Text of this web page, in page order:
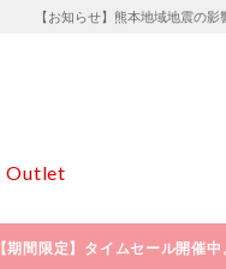
【お知らせ】熊本地域地震の
Outlet
【期間限定】タイムセール開催中